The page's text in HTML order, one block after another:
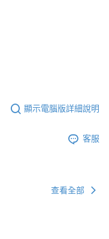
顯示電腦版詳細說明
客服
查看全部